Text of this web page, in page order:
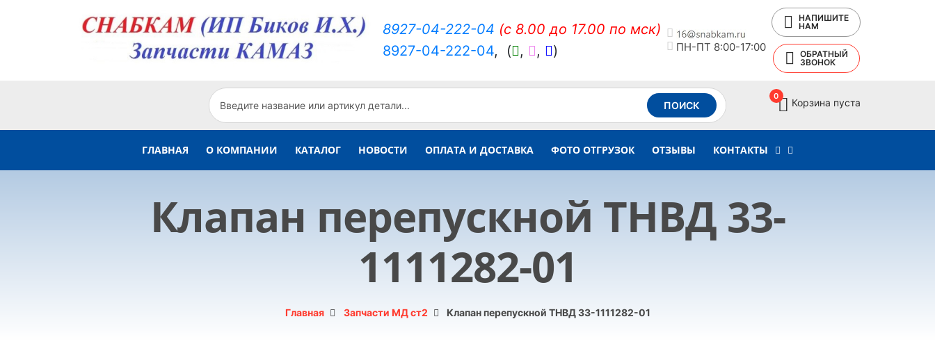
8927-04-222-04 (c 8.00 до 17.00 по мск)
8927-04-222-04, ( , , ) ПН-ПТ 8:00-17:00
НАПИШИТЕ
НАМ
ОБРАТНЫЙ
ЗВОНОК
ПОИСК
0
Корзина пуста
ГЛАВНАЯ О КОМПАНИИ КАТАЛОГ НОВОСТИ ОПЛАТА И ДОСТАВКА ФОТО ОТГРУЗОК ОТЗЫВЫ КОНТАКТЫ
Клапан перепускной ТНВД 33-
1111282-01
Главная Запчасти МД ст2 Клапан перепускной ТНВД 33-1111282-01